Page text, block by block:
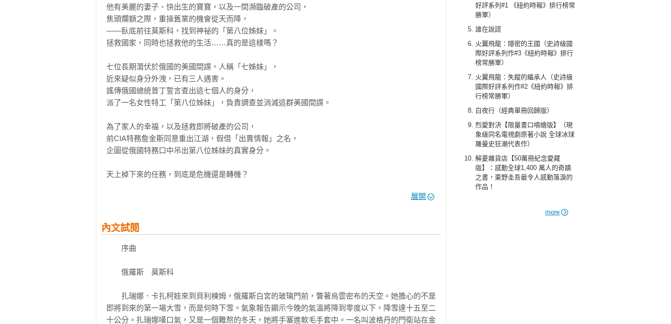
好評系列#1 《紐約時報》排行榜常
勝軍）
誰在說謊
火翼飛龍：隱密的王國（史詩級國
際好評系列作#3《紐約時報》排行
榜常勝軍）
火翼飛龍：失蹤的繼承人（史詩級
國際好評系列作#2《紐約時報》排
行榜常勝軍）
白夜行（經典單冊回歸版）
烈愛對決【限量書口噴繪版】（現
象級同名電視劇原著小說 全球冰球
羅曼史狂潮代表作）
解憂雜貨店【50萬冊紀念愛藏
版】：感動全球1,400 萬人的奇蹟
之書，東野圭吾最令人感動落淚的
作品！
more
他有美麗的妻子、快出生的寶寶，以及一間瀕臨破產的公司，
焦頭爛額之際，重操舊業的機會從天而降，
——臥底前往莫斯科，找到神祕的「第八位姊妹」。
拯救國家，同時也拯救他的生活……真的是這樣嗎？
七位長期潛伏於俄國的美國間諜，人稱「七姊妹」，
近來疑似身分外洩，已有三人遇害。
謠傳俄國總統普丁誓言查出這七個人的身分，
派了一名女性特工「第八位姊妹」，負責調查並消滅這群美國間諜。
為了家人的幸福，以及拯救即將破產的公司，
前CIA特務詹金斯同意重出江湖，假借「出賣情報」之名，
企圖從俄國特務口中吊出第八位姊妹的真實身分。
天上掉下來的任務，到底是危機還是轉機？
【外國書評、名家高度讚譽】
——國際暢銷作家 馬丁．克魯茲．史密斯，《高爾基公園》作者
「有羅伯．杜格尼寫不出來的故事嗎？作者筆觸乾淨俐落，書中人物有血有肉，情節撲朔迷離，結局
出人意料之外。《尋找代號八》故事題材新穎，貼近現實生活，很有可能出現在明日的頭條新聞
中。」
展開
內文試閱
序曲
俄羅斯　莫斯科
扎瑞娜．卡扎柯娃來到貝利棟姆，俄羅斯白宮的玻璃門前，瞥著烏雲密布的天空。她擔心的不是
即將到來的第一場大雪，而是何時下雪。氣象報告顯示今晚的氣溫將降到零度以下，降雪達十五至二
十公分。扎瑞娜嘆口氣，又是一個難熬的冬天，她將手塞進軟毛手套中。一名叫波格丹的門衛站在金